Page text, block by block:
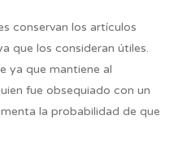
conservan los artículos
que los consideran útiles.
ya que mantiene al
fue obsequiado con un
la probabilidad de que